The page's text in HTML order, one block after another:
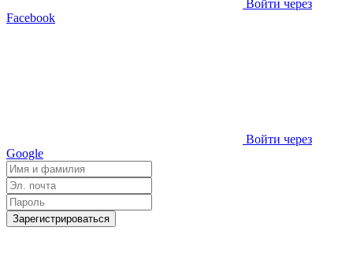
Войти через
Facebook
Войти через
Google
Зарегистрироваться